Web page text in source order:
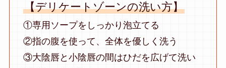
【デリケートゾーンの洗い方】
①専用ソープをしっかり泡立てる
②指の腹を使って、全体を優しく洗う
③大陰唇と小陰唇の間はひだを広げて洗い